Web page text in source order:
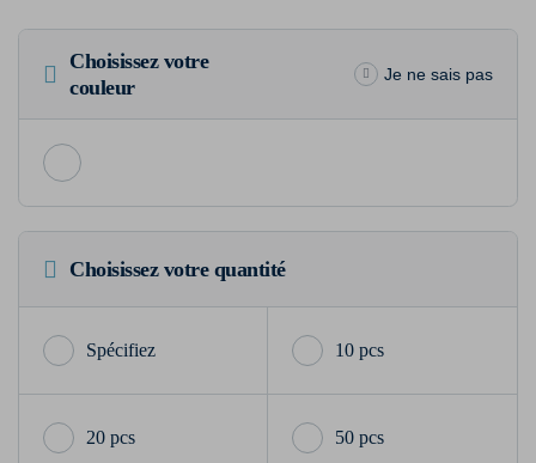
Choisissez votre
couleur
Je ne sais pas
Choisissez votre quantité
10 pcs
20 pcs 50 pcs